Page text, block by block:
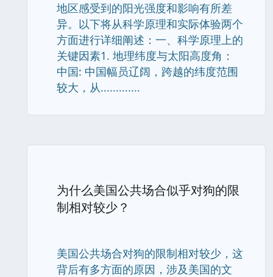
地区感受到的阳光强度和影响有所差
异。以下将从科学原理和实际体验两个
方面进行详细阐述：一、科学原理上的
关键因素1. 地理纬度与太阳高度角：
中国: 中国幅员辽阔，跨越的纬度范围
较大，从.............
为什么美国公共场合似乎对狗的限
制相对较少？
美国公共场合对狗的限制相对较少，这
背后有多方面的原因，涉及美国的文